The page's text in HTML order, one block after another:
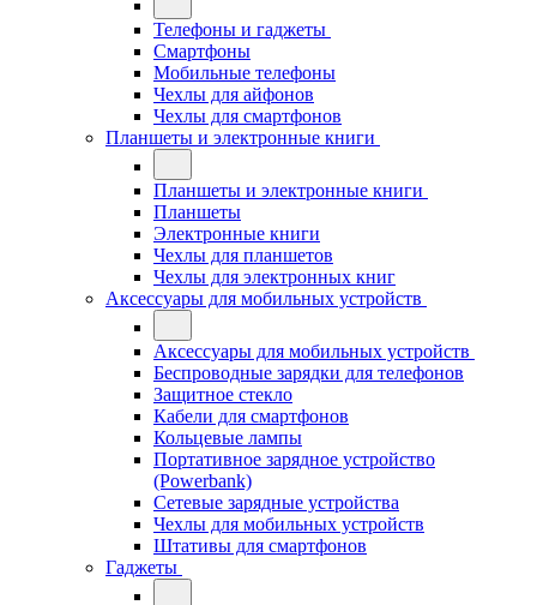
Телефоны и гаджеты
Смартфоны
Мобильные телефоны
Чехлы для айфонов
Чехлы для смартфонов
Планшеты и электронные книги
Планшеты и электронные книги
Планшеты
Электронные книги
Чехлы для планшетов
Чехлы для электронных книг
Аксессуары для мобильных устройств
Аксессуары для мобильных устройств
Беспроводные зарядки для телефонов
Защитное стекло
Кабели для смартфонов
Кольцевые лампы
Портативное зарядное устройство
(Powerbank)
Сетевые зарядные устройства
Чехлы для мобильных устройств
Штативы для смартфонов
Гаджеты